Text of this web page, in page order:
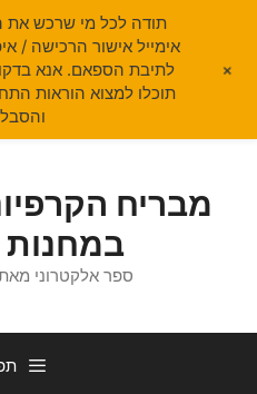
במחנות
ספר אלקטרוני
תודה לכל מי שרכש
אימייל אישור הרכישה /
לתיבת הספאם. אנא
תוכלו למצוא הוראות
+